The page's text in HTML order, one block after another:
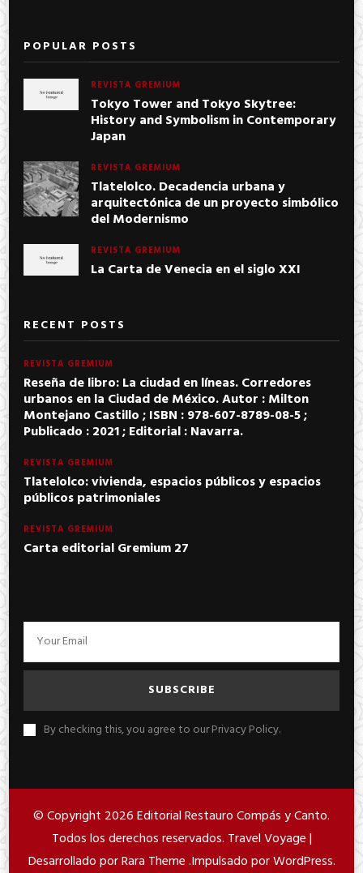
POPULAR POSTS
REVISTA GREMIUM
Tokyo Tower and Tokyo Skytree:
History and Symbolism in Contemporary
Japan
REVISTA GREMIUM
Tlatelolco. Decadencia urbana y
arquitectónica de un proyecto simbólico
del Modernismo
REVISTA GREMIUM
La Carta de Venecia en el siglo XXI
RECENT POSTS
REVISTA GREMIUM
Reseña de libro: La ciudad en líneas. Corredores
urbanos en la Ciudad de México. Autor : Milton
Montejano Castillo ; ISBN : 978-607-8789-08-5 ;
Publicado : 2021 ; Editorial : Navarra.
REVISTA GREMIUM
Tlatelolco: vivienda, espacios públicos y espacios
públicos patrimoniales
REVISTA GREMIUM
Carta editorial Gremium 27
By checking this, you agree to our Privacy Policy.
© Copyright 2026Editorial Restauro Compás y Canto.
Todos los derechos reservados. Travel Voyage |
Desarrollado porRara Theme.Impulsado porWordPress.